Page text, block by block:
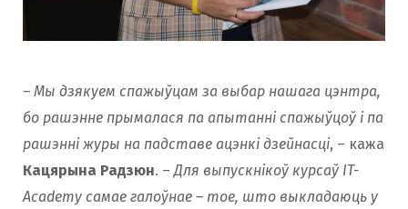
– Мы дзякуем спажыўцам за выбар нашага цэнтра,
бо рашэнне прымалася па апытанні спажыўцоў і па
рашэнні журы на падставе ацэнкі дзейнасці, – кажа
Кацярына Радзюн. –Для выпускнікоў курсаў IT-
Academy самае галоўнае – тое, што выкладаюць у